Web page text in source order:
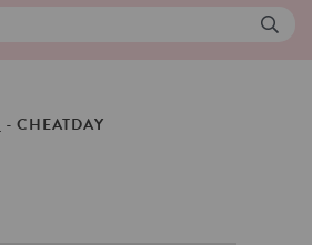
-CHEATDAY